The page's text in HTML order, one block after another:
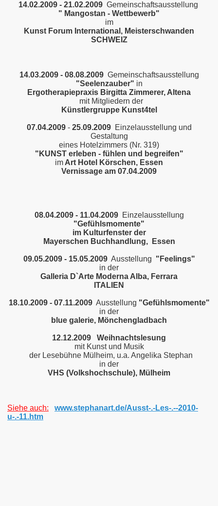
14.02.2009 - 21.02.2009 Gemeinschaftsausstellung
" Mangostan - Wettbewerb"
im
Kunst Forum International, Meisterschwanden
SCHWEIZ
14.03.2009 - 08.08.2009 Gemeinschaftsausstellung
"Seelenzauber" in
Ergotherapiepraxis Birgitta Zimmerer, Altena
mit Mitgliedern der
Künstlergruppe Kunst4tel
07.04.2009 - 25.09.2009Einzelausstellung und
Gestaltung
eines Hotelzimmers (Nr. 319)
"KUNST erleben - fühlen und begreifen"
im Art Hotel Körschen, Essen
Vernissage am 07.04.2009
08.04.2009 - 11.04.2009 Einzelausstellung
"Gefühlsmomente"
im Kulturfenster der
Mayerschen Buchhandlung, Essen
09.05.2009 - 15.05.2009Ausstellung "Feelings"
in der
Galleria D`Arte Moderna Alba, Ferrara
ITALIEN
18.10.2009 - 07.11.2009Ausstellung "Gefühlsmomente"
in der
blue galerie, Mönchengladbach
12.12.2009 Weihnachtslesung
mit Kunst und Musik
der Lesebühne Mülheim, u.a. Angelika Stephan
in der
VHS (Volkshochschule), Mülheim
Siehe auch:
www.stephanart.de/Ausst-.-Les-.--2010-
u-.-11.htm